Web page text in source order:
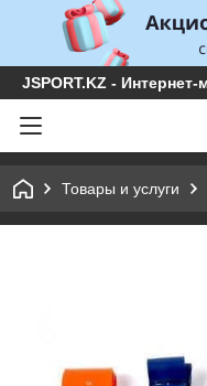
JSPORT.KZ -
Товары и услуги